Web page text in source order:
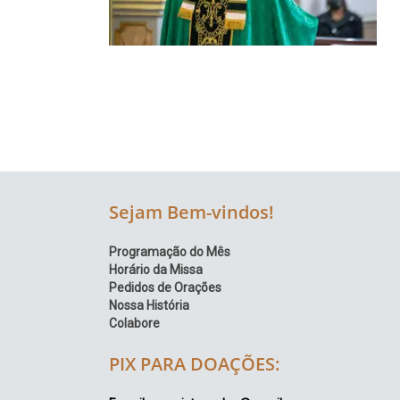
Região
Episcopal
Sejam Bem-vindos!
Programação do Mês
Horário da Missa
Pedidos de Orações
Nossa História
Colabore
PIX PARA DOAÇÕES: